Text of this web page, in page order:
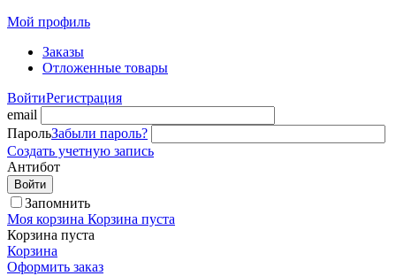
Мой профиль
Заказы
Отложенные товары
ВойтиРегистрация
email
ПарольЗабыли пароль?
Создать учетную запись
Антибот
Войти
Запомнить
Моя корзина Корзина пуста
Корзина пуста
Корзина
Оформить заказ